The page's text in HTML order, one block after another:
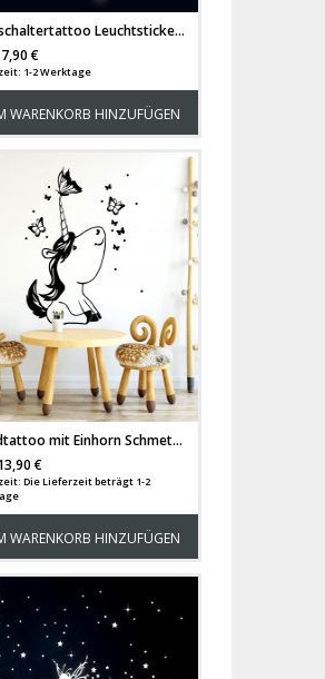
Lichtschaltertattoo Leuchtsticker Wandtattoo Elfe Fee Mila Ballerina mit Sterne fluoreszierend M2328
7,90 €
1-2 Werktage
WARENKORB HINZUFÜGEN
Wandtattoo mit Einhorn Schmetterlinge und Punkte Kinderzimmer Wanddeko Wandgestaltung M2243
€
Die Lieferzeit beträgt 1-2
WARENKORB HINZUFÜGEN